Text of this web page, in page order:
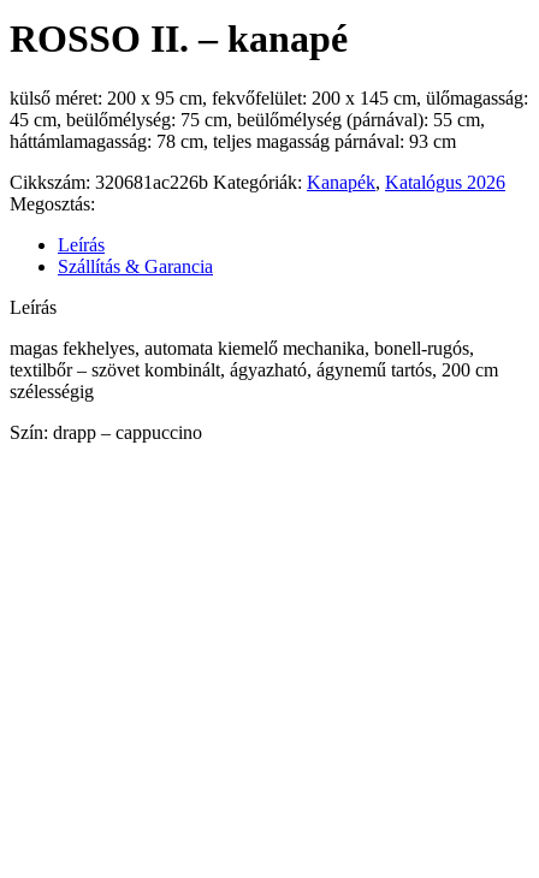
ROSSO II. – kanapé
külső méret: 200 x 95 cm, fekvőfelület: 200 x 145 cm, ülőmagasság:
45 cm, beülőmélység: 75 cm, beülőmélység (párnával): 55 cm,
háttámlamagasság: 78 cm, teljes magasság párnával: 93 cm
Cikkszám: 320681ac226b Kategóriák: Kanapék, Katalógus 2026
Megosztás:
Leírás
Szállítás & Garancia
Leírás
magas fekhelyes, automata kiemelő mechanika, bonell-rugós,
textilbőr – szövet kombinált, ágyazható, ágynemű tartós, 200 cm
szélességig
Szín: drapp – cappuccino